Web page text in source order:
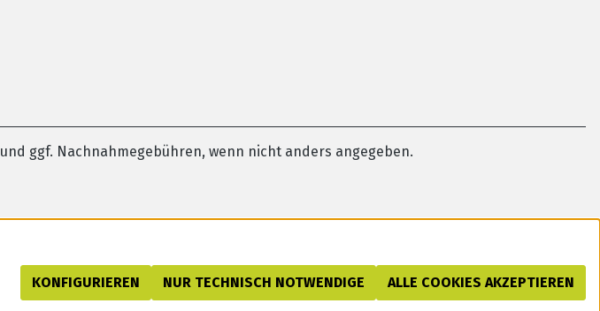
und ggf. Nachnahmegebühren, wenn nicht anders angegeben.
NUR TECHNISCH NOTWENDIGE
KONFIGURIEREN ALLE COOKIES AKZEPTIEREN